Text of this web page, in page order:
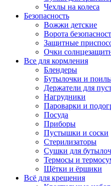
Чехлы на колеса
Безопасность
Вожжи детские
Ворота
Защитные
Очки
Все для кормления
Блендеры
Бутылочки и
Держатели для
Нагрудники
Пароварки и
Посуда
Приборы
Пустышки и соски
Стерилизаторы
Сушки для
Термосы и
Щётки и ёршики
Всё для крещения